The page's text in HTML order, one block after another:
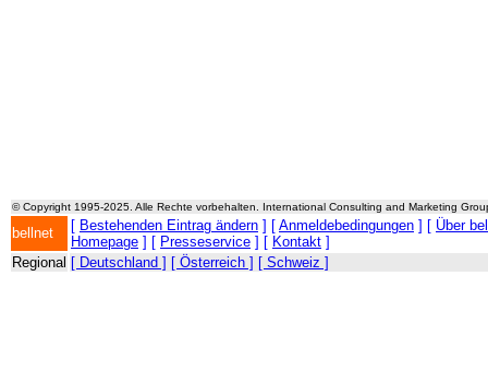
© Copyright 1995-2025. Alle Rechte vorbehalten. International Consulting and Marketing
bellnet [ Bestehenden Eintrag ändern ] [ Anmeldebedingungen ] [ Über
Homepage ] [ Presseservice ] [ Kontakt ]
Regional [ Deutschland ] [ Österreich ] [ Schweiz ]